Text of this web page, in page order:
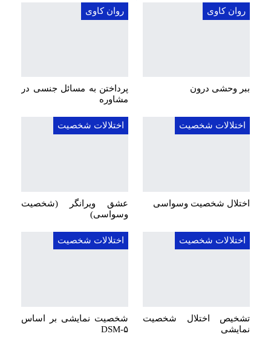
روان کاوی
ببر وحشی درون
روان کاوی
پرداختن به مسائل جنسی در
مشاوره
اختلالات شخصیت
اختلال شخصیت وسواسی
اختلالات شخصیت
عشق ویرانگر (شخصیت
وسواسی)
اختلالات شخصیت
تشخیص اختلال شخصیت
نمایشی
اختلالات شخصیت
شخصیت نمایشی بر اساس
DSM-۵